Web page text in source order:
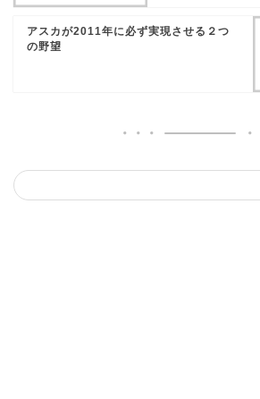
アスカが2011年に必ず実現させる２つ
の野望